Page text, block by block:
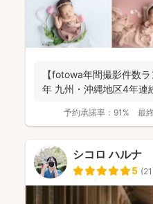
【fotowa年間撮影件数
年 九州・沖縄地区4年連
予約承諾率： 91% 最
シコロ ハルナ
5 (21